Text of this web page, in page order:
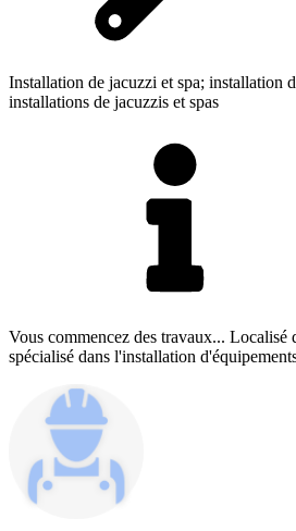
Installation de jacuzzi et spa; installation
installations de jacuzzis et spas
Vous commencez des travaux... Localisé
spécialisé dans l'installation